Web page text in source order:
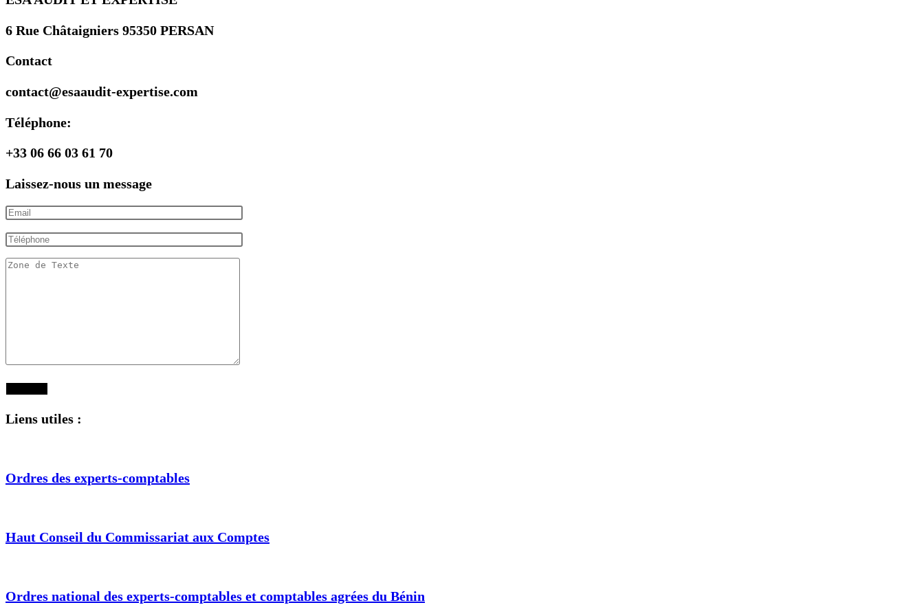
6 Rue Châtaigniers 95350 PERSAN
Contact
contact@esaaudit-expertise.com
Téléphone:
+33 06 66 03 61 70
Laissez-nous un message
Liens utiles :
Ordres des experts-comptables
Haut Conseil du Commissariat aux Comptes
Ordres national des experts-comptables et comptables agrées du Bénin